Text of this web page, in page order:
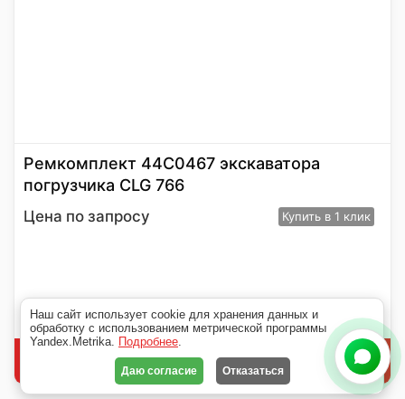
Ремкомплект 44С0467 экскаватора
погрузчика CLG 766
Цена по запросу Купить в 1 клик
В корзину
Наш сайт использует cookie для хранения данных и
обработку с использованием метрической программы
Yandex.Metrika. Подробнее.
Даю согласие Отказаться